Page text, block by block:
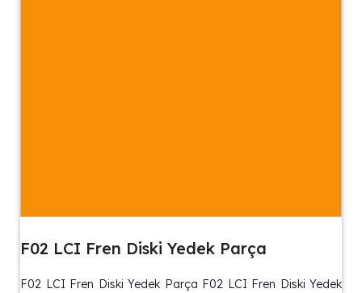
F02 LCI Fren Diski Yedek Parça
F02 LCI Fren Diski Yedek Parça F02 LCI Fren Diski Yedek